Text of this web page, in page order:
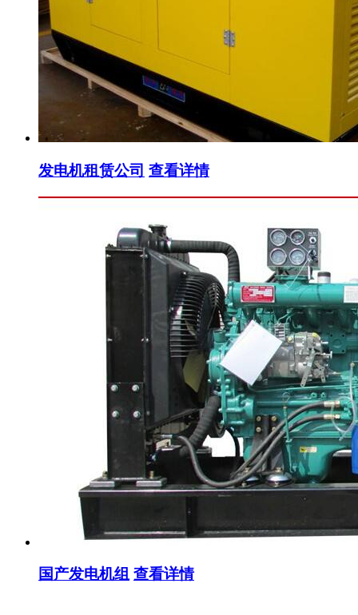
发电机租赁公司 查看详情
国产发电机组 查看详情